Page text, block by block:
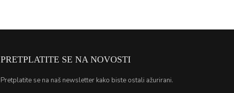
PRETPLATITE SE NA NOVOSTI
Pretplatite se na naš newsletter kako biste ostali ažurirani.